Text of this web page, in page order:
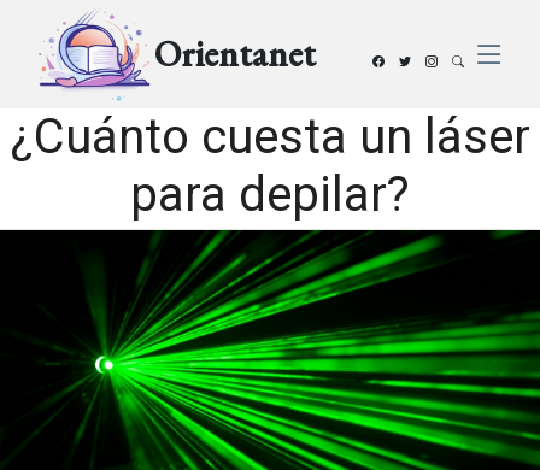
Orientanet
¿Cuánto cuesta un láser
para depilar?